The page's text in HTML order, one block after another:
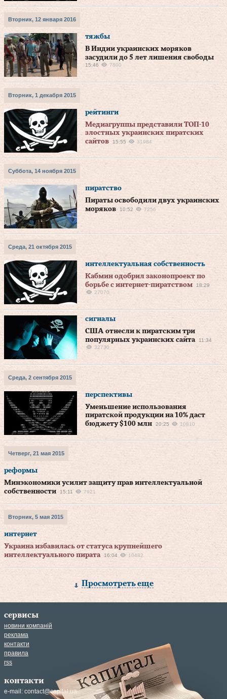
Вторник, 12 января 2016
тяжбы
В Индии украинских моряков
засудили до 5 лет лишения свободы
15:46 7800
Вторник, 1 декабря 2015
рейтинги
Медиагруппы представили ТОП-10
злостных украинских пиратских
сайтов
15:55 31984
Суббота, 14 ноября 2015
пиратство
Пираты освободили двух украинских
моряков
10:52 7256
Среда, 21 октября 2015
интеллектуальная собственность
Кабмин одобрил законопроект по
борьбе с интернет-пиратством
18:29
27070
сигналы
США отнесли к пиратским три
популярных украинских сайта
11:34
32730
Среда, 2 сентября 2015
перспективы
Уменьшение использования
пиратской продукции на 10% даст
бюджету $100 млн
20:25 10810
Четверг, 21 мая 2015
реформы
Минэкономики усилит защиту прав интеллектуальной
собственности
15:11 7921
Вторник, 5 мая 2015
интернет
Украина избавилась от статуса крупнейшего
интеллектуального пирата
16:04 10482
Просмотреть еще
сервисы
новини компаній
реклама
контакти
правила
rss
контакти
e-mail: contact@capital.ua